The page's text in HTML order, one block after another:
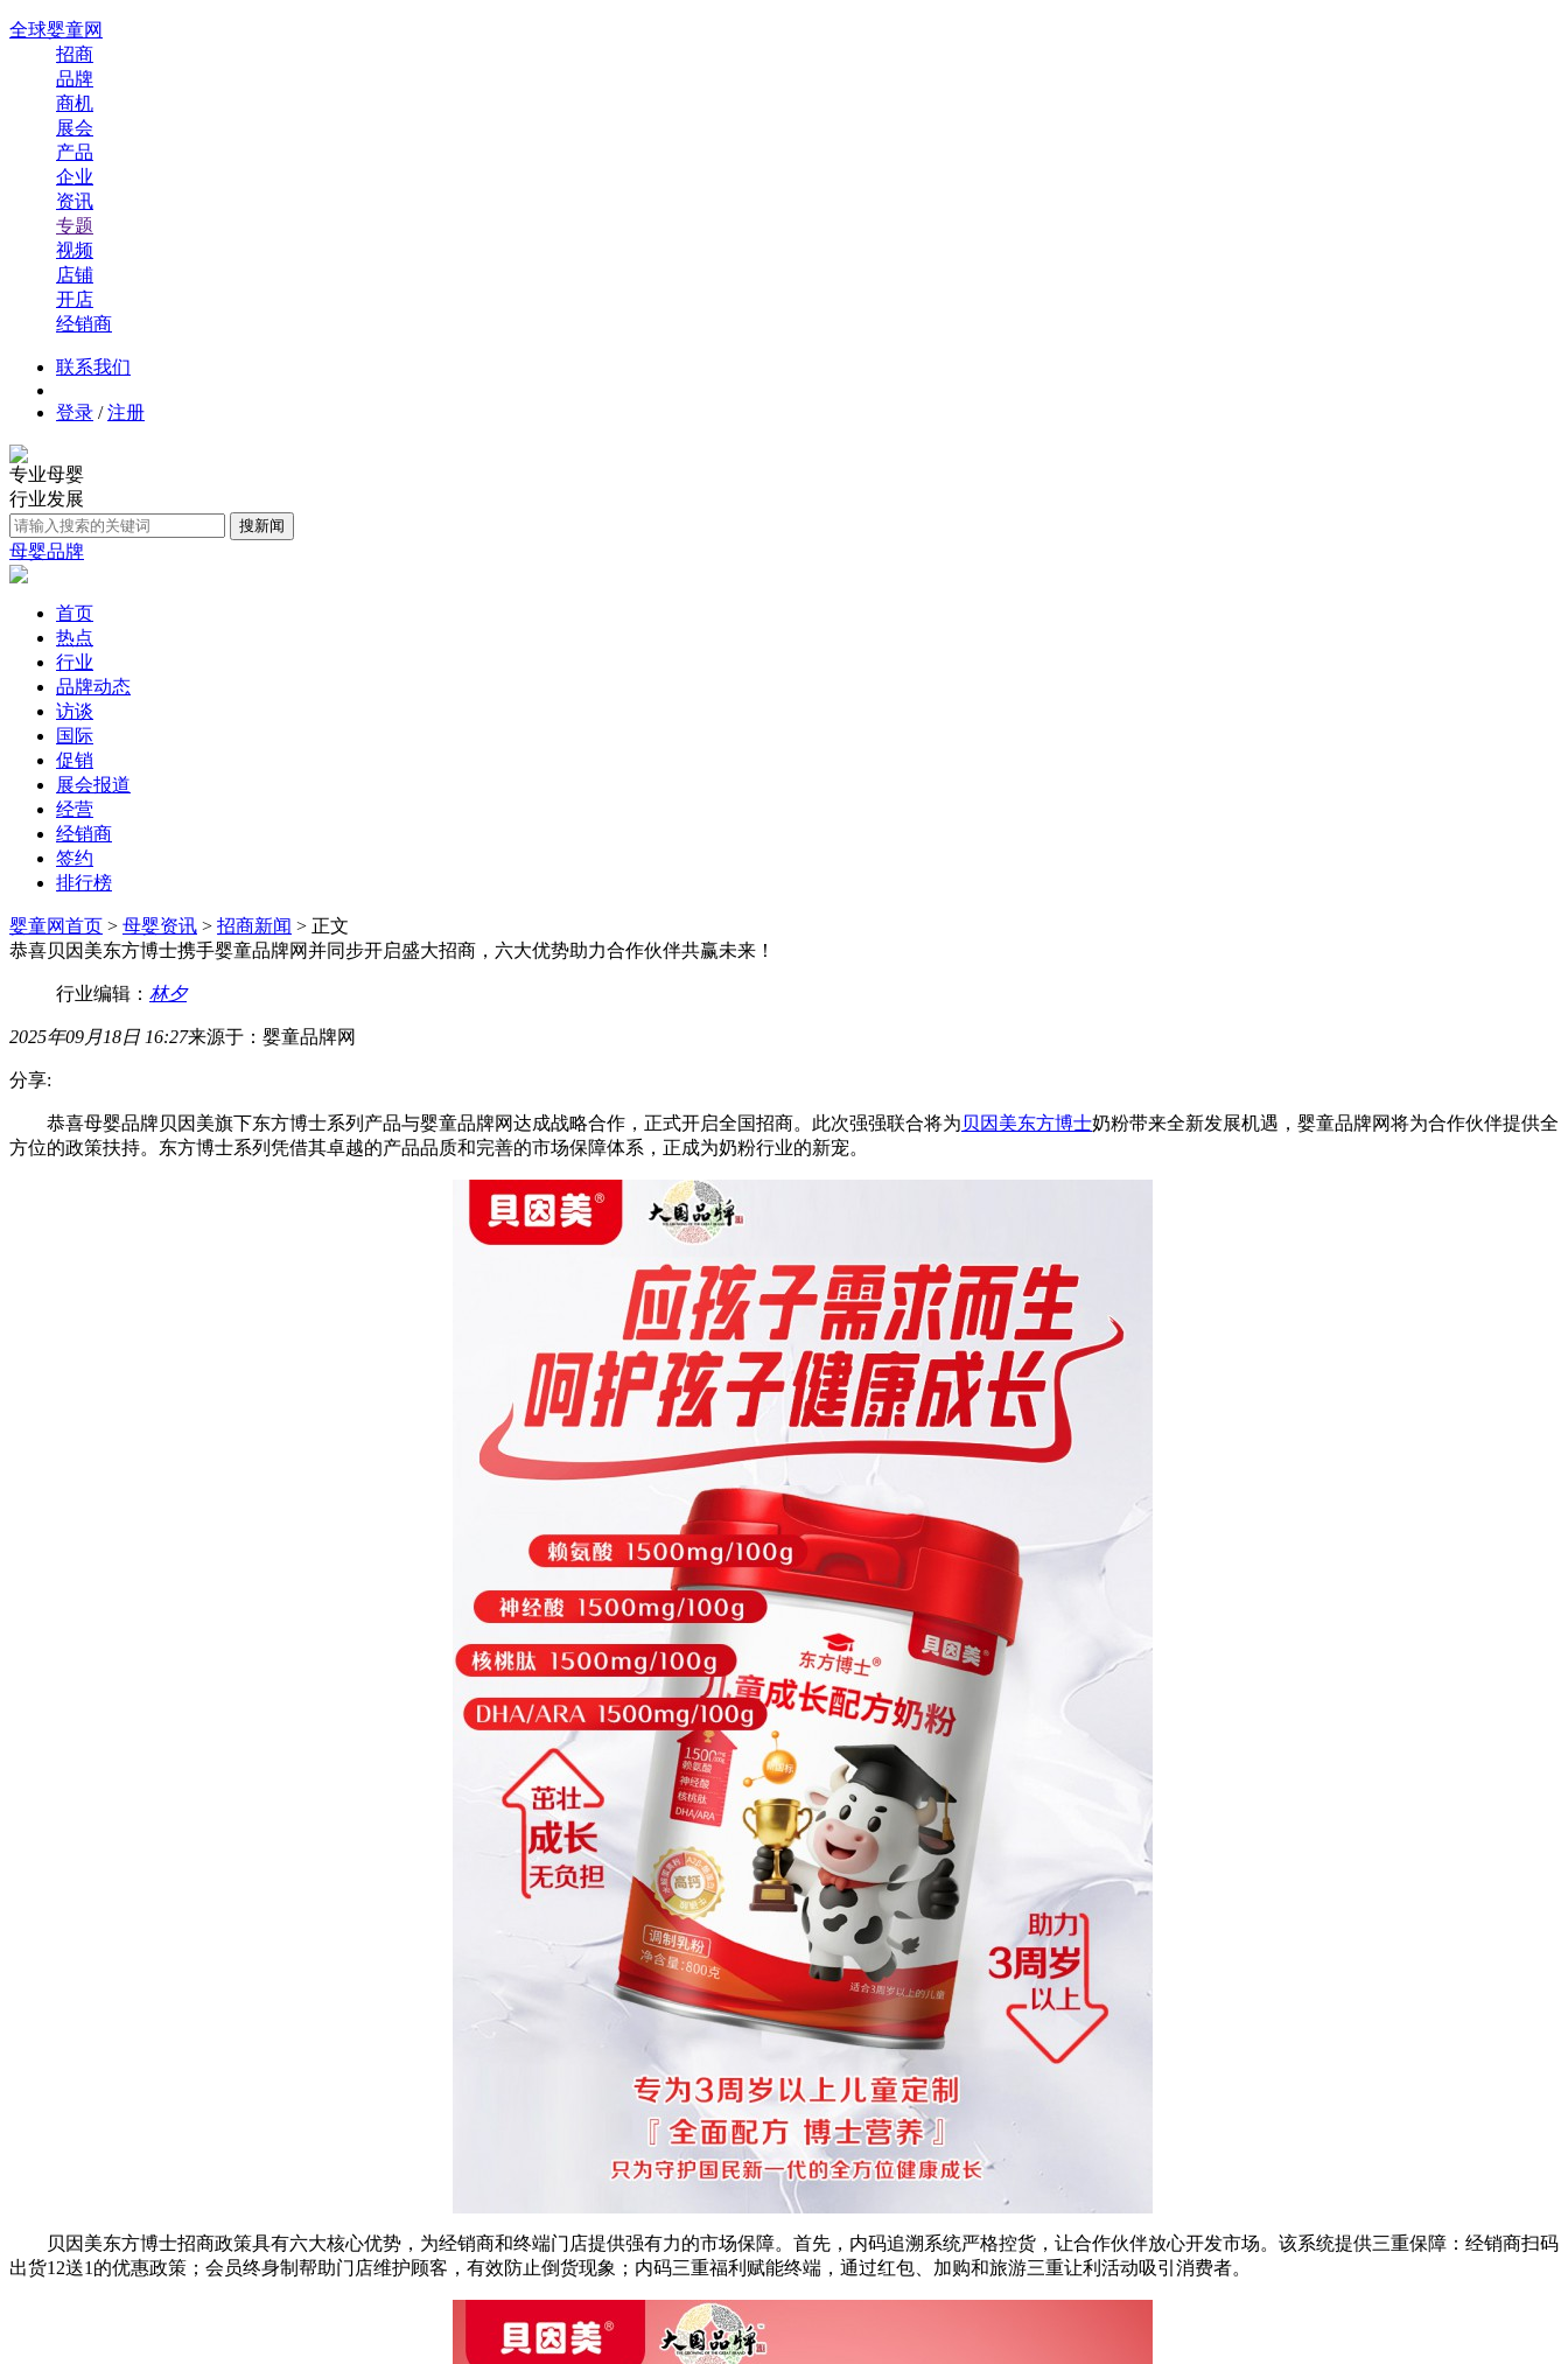
全球婴童网
招商
品牌
商机
展会
产品
企业
资讯
专题
视频
店铺
开店
经销商
联系我们
登录 /注册
专业母婴
行业发展
母婴品牌
首页
热点
行业
品牌动态
访谈
国际
促销
展会报道
经营
经销商
签约
排行榜
婴童网首页 > 母婴资讯 > 招商新闻 > 正文
恭喜贝因美东方博士携手婴童品牌网并同步开启盛大招商，六大优势助力合作伙伴共赢未来！
行业编辑： 林夕
2025年09月18日 16:27来源于：婴童品牌网
分享:
恭喜母婴品牌贝因美旗下东方博士系列产品与婴童品牌网达成战略合作，正式开启全国招商。此次强强联合将为贝因美东方博士奶粉带来全新发展机遇，婴童品牌网将为合作伙伴提供全
方位的政策扶持。东方博士系列凭借其卓越的产品品质和完善的市场保障体系，正成为奶粉行业的新宠。
贝因美东方博士招商政策具有六大核心优势，为经销商和终端门店提供强有力的市场保障。首先，内码追溯系统严格控货，让合作伙伴放心开发市场。该系统提供三重保障：经销商扫码
出货12送1的优惠政策；会员终身制帮助门店维护顾客，有效防止倒货现象；内码三重福利赋能终端，通过红包、加购和旅游三重让利活动吸引消费者。